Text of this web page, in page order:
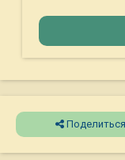
Поделиться